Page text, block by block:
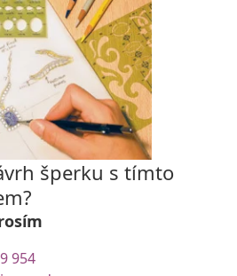
šperku s tímto
954